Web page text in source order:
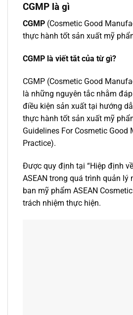
CGMP là gì
CGMP (Cosmetic Good
thực hành tốt sản xuất mỹ
CGMP là viết tắt của từ gì?
CGMP (Cosmetic Good
là những nguyên tắc nhằm
điều kiện sản xuất tại hướng
thực hành tốt sản xuất mỹ
Guidelines For Cosmetic Good
Practice).
Được quy định tại “Hiệp định
ASEAN trong quá trình quản lý
ban mỹ phẩm ASEAN
trách nhiệm thực hiện.